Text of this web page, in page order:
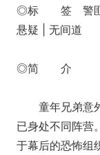
◎标 签 警匪 |
悬疑 | 无间道
◎简 介
童年兄弟意外
已身处不同阵营
于幕后的恐怖组